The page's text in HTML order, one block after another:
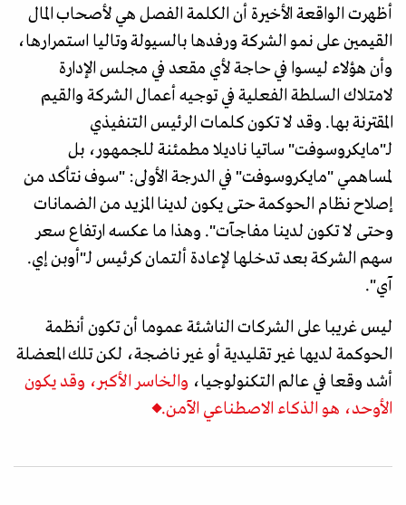
أظهرت الواقعة الأخيرة أن الكلمة الفصل هي لأصحاب المال
القيمين على نمو الشركة ورفدها بالسيولة وتاليا استمرارها،
وأن هؤلاء ليسوا في حاجة لأي مقعد في مجلس الإدارة
لامتلاك السلطة الفعلية في توجيه أعمال الشركة والقيم
المقترنة بها. وقد لا تكون كلمات الرئيس التنفيذي
لـ"مايكروسوفت" ساتيا ناديلا مطمئنة للجمهور، بل
لمساهمي "مايكروسوفت" في الدرجة الأولى: "سوف نتأكد من
إصلاح نظام الحوكمة حتى يكون لدينا المزيد من الضمانات
وحتى لا تكون لدينا مفاجآت". وهذا ما عكسه ارتفاع سعر
سهم الشركة بعد تدخلها لإعادة ألتمان كرئيس لـ"أوبن إي.
آي".
ليس غريبا على الشركات الناشئة عموما أن تكون أنظمة
الحوكمة لديها غير تقليدية أو غير ناضجة، لكن تلك المعضلة
أشد وقعا في عالم التكنولوجيا، والخاسر الأكبر، وقد يكون
الأوحد، هو الذكاء الاصطناعي الآمن.